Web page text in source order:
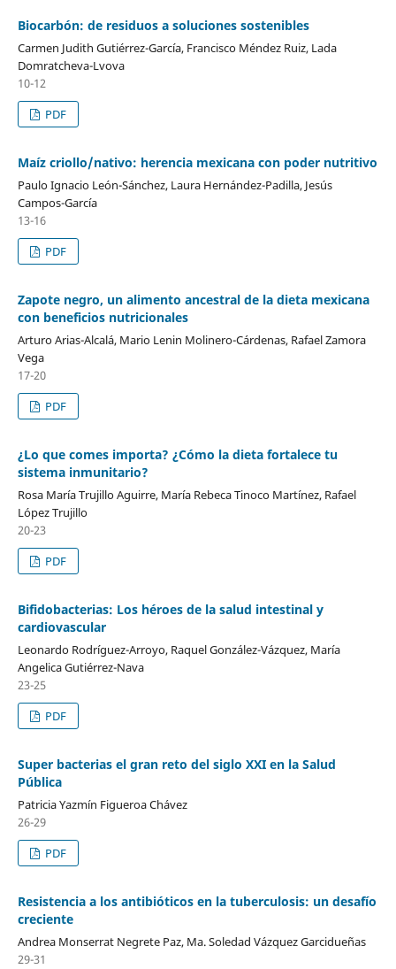
Biocarbón: de residuos a soluciones sostenibles
Carmen Judith Gutiérrez-García, Francisco Méndez Ruiz, Lada
Domratcheva-Lvova
10-12
PDF
Maíz criollo/nativo: herencia mexicana con poder nutritivo
Paulo Ignacio León-Sánchez, Laura Hernández-Padilla, Jesús
Campos-García
13-16
PDF
Zapote negro, un alimento ancestral de la dieta mexicana
con beneficios nutricionales
Arturo Arias-Alcalá, Mario Lenin Molinero-Cárdenas, Rafael Zamora
Vega
17-20
PDF
¿Lo que comes importa? ¿Cómo la dieta fortalece tu
sistema inmunitario?
Rosa María Trujillo Aguirre, María Rebeca Tinoco Martínez, Rafael
López Trujillo
20-23
PDF
Bifidobacterias: Los héroes de la salud intestinal y
cardiovascular
Leonardo Rodríguez-Arroyo, Raquel González-Vázquez, María
Angelica Gutiérrez-Nava
23-25
PDF
Super bacterias el gran reto del siglo XXI en la Salud
Pública
Patricia Yazmín Figueroa Chávez
26-29
PDF
Resistencia a los antibióticos en la tuberculosis: un desafío
creciente
Andrea Monserrat Negrete Paz, Ma. Soledad Vázquez Garcidueñas
29-31